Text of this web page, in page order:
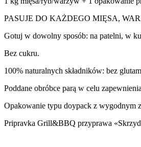
PASUJE DO KAŻDEGO MIĘSA,
Gotuj w dowolny sposób: na patelni, w
Bez cukru.
100% naturalnych składników: bez
Poddane obróbce parą w celu
Opakowanie typu doypack z wygodnym
Pripravka Grill&BBQ przyprawa